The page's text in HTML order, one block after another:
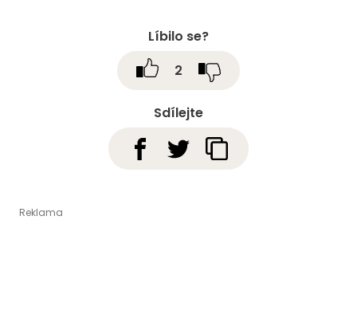
Sdílejte
Líbilo se?
2